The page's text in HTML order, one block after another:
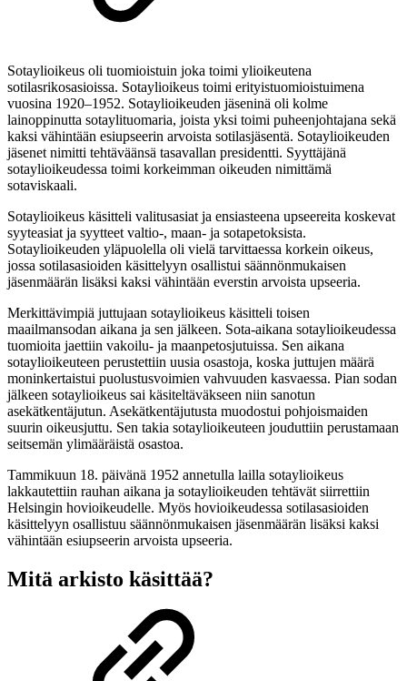
Sotaylioikeus oli tuomioistuin joka toimi ylioikeutena
sotilasrikosasioissa. Sotaylioikeus toimi erityistuomioistuimena
vuosina 1920–1952. Sotaylioikeuden jäseninä oli kolme
lainoppinutta sotaylituomaria, joista yksi toimi puheenjohtajana sekä
kaksi vähintään esiupseerin arvoista sotilasjäsentä. Sotaylioikeuden
jäsenet nimitti tehtäväänsä tasavallan presidentti. Syyttäjänä
sotaylioikeudessa toimi korkeimman oikeuden nimittämä
sotaviskaali.
Sotaylioikeus käsitteli valitusasiat ja ensiasteena upseereita koskevat
syyteasiat ja syytteet valtio-, maan- ja sotapetoksista.
Sotaylioikeuden yläpuolella oli vielä tarvittaessa korkein oikeus,
jossa sotilasasioiden käsittelyyn osallistui säännönmukaisen
jäsenmäärän lisäksi kaksi vähintään everstin arvoista upseeria.
Merkittävimpiä juttujaan sotaylioikeus käsitteli toisen
maailmansodan aikana ja sen jälkeen. Sota-aikana sotaylioikeudessa
tuomioita jaettiin vakoilu- ja maanpetosjutuissa. Sen aikana
sotaylioikeuteen perustettiin uusia osastoja, koska juttujen määrä
moninkertaistui puolustusvoimien vahvuuden kasvaessa. Pian sodan
jälkeen sotaylioikeus sai käsiteltäväkseen niin sanotun
asekätkentäjutun. Asekätkentäjutusta muodostui pohjoismaiden
suurin oikeusjuttu. Sen takia sotaylioikeuteen jouduttiin perustamaan
seitsemän ylimääräistä osastoa.
Tammikuun 18. päivänä 1952 annetulla lailla sotaylioikeus
lakkautettiin rauhan aikana ja sotaylioikeuden tehtävät siirrettiin
Helsingin hovioikeudelle. Myös hovioikeudessa sotilasasioiden
käsittelyyn osallistuu säännönmukaisen jäsenmäärän lisäksi kaksi
vähintään esiupseerin arvoista upseeria.
Mitä arkisto käsittää?